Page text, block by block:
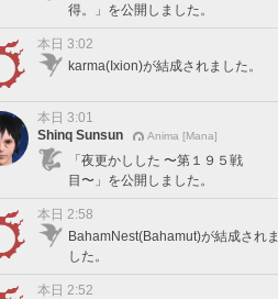
得。」を公開しました。
本日 3:02
karma(Ixion)が結成されました。
本日 3:01
Shinq Sunsun
Anima [Mana]
「夜更かしした 〜第１９５戦
目〜」を公開しました。
本日 2:58
BahamNest(Bahamut)が結成されま
した。
本日 2:52